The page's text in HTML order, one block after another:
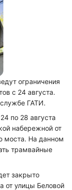
ограничения
с 24 августа.
ГАТИ.
по 28 августа
набережной от
моста. На данном
трамвайные
закрыто
от улицы Беловой